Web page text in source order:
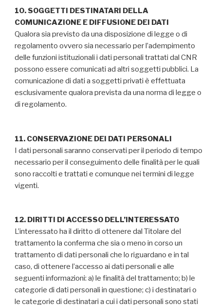
10. SOGGETTI DESTINATARI DELLA
COMUNICAZIONE E DIFFUSIONE DEI DATI
Qualora sia previsto da una disposizione di legge o di
regolamento ovvero sia necessario per l’adempimento
delle funzioni istituzionali i dati personali trattati dal CNR
possono essere comunicati ad altri soggetti pubblici. La
comunicazione di dati a soggetti privati è effettuata
esclusivamente qualora prevista da una norma di legge o
di regolamento.
11. CONSERVAZIONE DEI DATI PERSONALI
I dati personali saranno conservati per il periodo di tempo
necessario per il conseguimento delle finalità per le quali
sono raccolti e trattati e comunque nei termini di legge
vigenti.
12. DIRITTI DI ACCESSO DELL’INTERESSATO
L’interessato ha il diritto di ottenere dal Titolare del
trattamento la conferma che sia o meno in corso un
trattamento di dati personali che lo riguardano e in tal
caso, di ottenere l’accesso ai dati personali e alle
seguenti informazioni: a) le finalità del trattamento; b) le
categorie di dati personali in questione; c) i destinatari o
le categorie di destinatari a cui i dati personali sono stati